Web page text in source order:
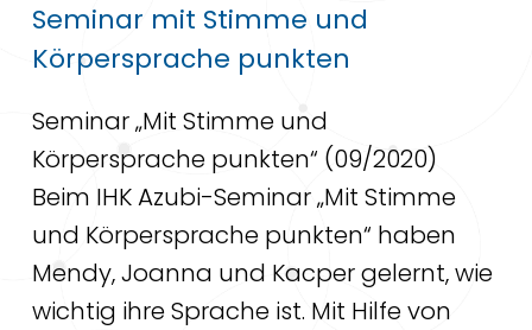
Seminar mit Stimme und
Körpersprache punkten
Seminar „Mit Stimme und
Körpersprache punkten“ (09/2020)
Beim IHK Azubi-Seminar „Mit Stimme
und Körpersprache punkten“ haben
Mendy, Joanna und Kacper gelernt, wie
wichtig ihre Sprache ist. Mit Hilfe von